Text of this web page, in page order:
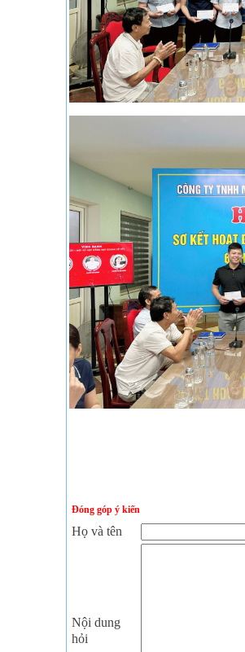
Đóng góp ý kiến
Họ và tên
Nội dung
hỏi